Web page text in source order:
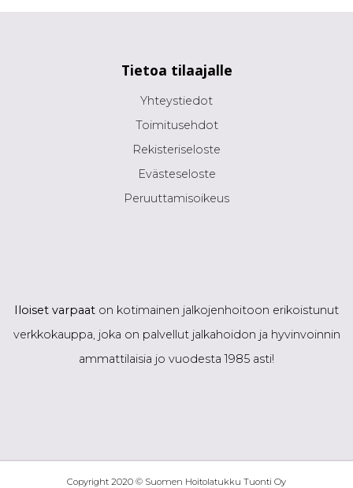
Tietoa tilaajalle
Yhteystiedot
Toimitusehdot
Rekisteriseloste
Evästeseloste
Peruuttamisoikeus
Iloiset varpaat on kotimainen jalkojenhoitoon erikoistunut
verkkokauppa, joka on palvellut jalkahoidon ja hyvinvoinnin
ammattilaisia jo vuodesta 1985 asti!
Copyright 2020 © Suomen Hoitolatukku Tuonti Oy